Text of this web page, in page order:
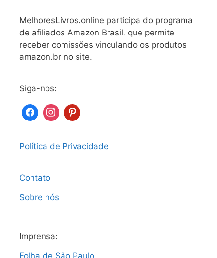
MelhoresLivros.online participa do programa
de afiliados Amazon Brasil, que permite
receber comissões vinculando os produtos
amazon.br no site.
Siga-nos:
Política de Privacidade
Contato
Sobre nós
Imprensa:
Folha de São Paulo